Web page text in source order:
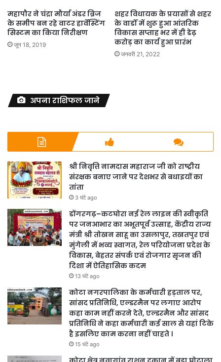
महापौर ने चंद्रा मौर्या अंडर ब्रिज
के समीप बन रहे वाटर हार्वेस्टिंग
सिस्टम का किया निरीक्षण
जून 18, 2019
शहर विधायक के प्रयासों से शहर
के वार्डों में शुरू हुआ आंतरिक
विकास सप्ताह भर में ही डेढ़
करोड़ का कार्य हुआ प्रारंभ
जनवरी 21, 2022
अपना राशिफल जाने
श्री निवृत्ति नामदास महाराज जी को राष्ट्रीय
संरक्षक बनाए जाने पर देशभर से बधाइयों का
तांता
3 घंटे ago
डोंगरगढ़–कटघोरा नई रेल लाइन की स्वीकृति
पर जनआभार का अभूतपूर्व उत्साह, केंद्रीय राज्य
मंत्री श्री तोखन साहू का उसलापुर, तखतपुर एवं
मुंगेली में भव्य स्वागत, रेल परियोजना प्रदेश के
विकास, बेहतर संपर्क एवं रोजगार सृजन की
दिशा में ऐतिहासिक कदम
13 घंटे ago
कोटा नगरपालिका के कर्मचारी हड़ताल पर,
सांसद प्रतिनिधि, एल्डरमैन पर लगाए आरोप
कहा काम नहीं करने देते, एल्डरमैन और सांसद
प्रतिनिधि ने कहा कर्मचारी कई साल से यहां टिके
है इसलिए काम करना नहीं चाहते ।
15 घंटे ago